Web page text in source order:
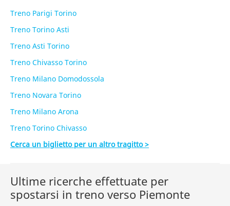
Treno Parigi Torino
Treno Torino Asti
Treno Asti Torino
Treno Chivasso Torino
Treno Milano Domodossola
Treno Novara Torino
Treno Milano Arona
Treno Torino Chivasso
Cerca un biglietto per un altro tragitto >
Ultime ricerche effettuate per
spostarsi in treno verso Piemonte